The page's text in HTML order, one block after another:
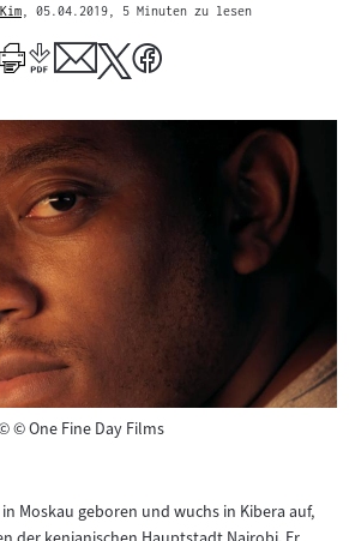
, 05.04.2019 , 5 Minuten zu lesen
Copyright
© One Fine Day Films
Moskau geboren und wuchs in Kibera auf,